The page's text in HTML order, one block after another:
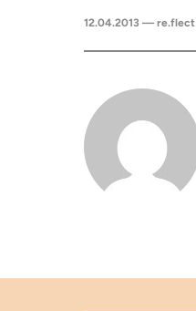
12.04.2013 — re.flect